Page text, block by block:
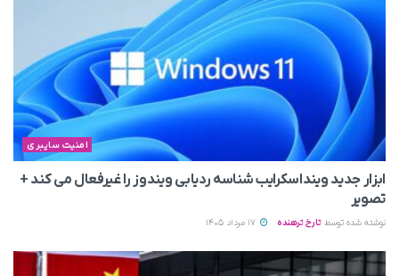
امنیت سایبری
ابزار جدید وینداسکرایب شناسه ردیابی ویندوز را غیرفعال می‌ کند +
تصویر
نوشته شده توسط تارخ ترهنده